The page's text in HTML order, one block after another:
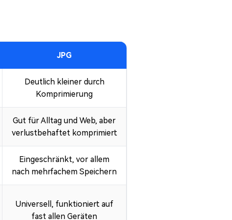
JPG
Deutlich kleiner durch
Komprimierung
Gut für Alltag und Web, aber
verlustbehaftet komprimiert
Eingeschränkt, vor allem
nach mehrfachem Speichern
Universell, funktioniert auf
fast allen Geräten